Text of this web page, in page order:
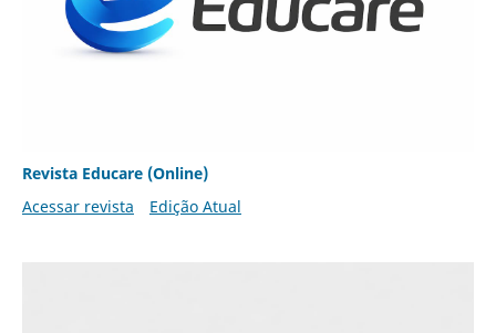
Revista Educare (Online)
Acessar revista
Edição Atual